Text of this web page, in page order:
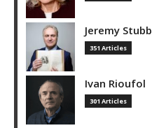
Jeremy
351 Articles
Ivan Rioufol
301 Articles